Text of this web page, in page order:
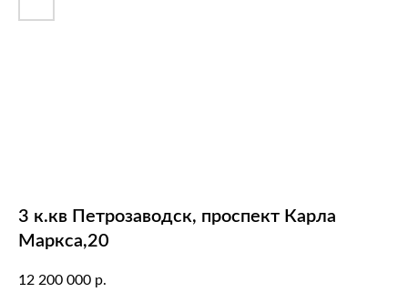
3 к.кв Петрозаводск, проспект Карла
Маркса,20
12 200 000 р.